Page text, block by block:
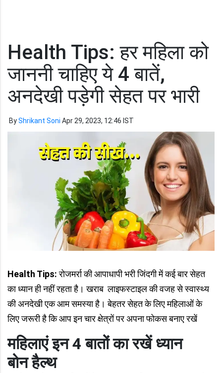
Health Tips: हर महिला को
जाननी चाहिए ये 4 बातें,
अनदेखी पड़ेगी सेहत पर भारी
ByShrikant Soni Apr 29, 2023, 12:46 IST
Health Tips:रोजमर्रा की आपाधापी भरी जिंदगी में कई बार सेहत
का ध्यान ही नहीं रहता है। खराब लाइफस्टाइल की वजह से स्वास्थ्य
की अनदेखी एक आम समस्या है। बेहतर सेहत के लिए महिलाओं के
लिए जरूरी है कि आप इन चार क्षेत्रों पर अपना फोकस बनाए रखें
महिलाएं इन 4 बातों का रखें ध्यान
बोन हैल्थ